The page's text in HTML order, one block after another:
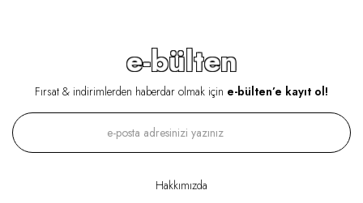
e-bülten
Fırsat & indirimlerden haberdar olmak için e-bülten’e kayıt ol!
Hakkımızda